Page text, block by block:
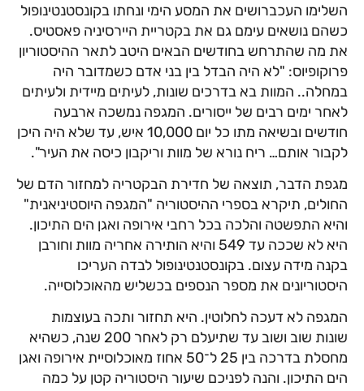
השלימו העכברושים את המסע הימי ונחתו בקונסטנטינופול
כשהם נושאים עימם גם את בקטריית היירסיניה פאסטיס.
את מה שהתרחש בחודשים הבאים היטב לתאר ההיסטוריון
פרוקופיוס: "לא היה הבדל בין בני אדם כשמדובר היה
במחלה.. המוות בא בדרכים שונות, לעיתים מיידית ולעיתים
לאחר ימים רבים של ייסורים. המגפה נמשכה ארבעה
חודשים ובשיאה מתו כל יום 10,000 איש, עד שלא היה היכן
לקבור אותם… ריח נורא של מוות וריקבון כיסה את העיר".
מגפת הדבר, תוצאה של חדירת הבקטריה למחזור הדם של
החולים, תיקרא בספרי ההיסטוריה "המגפה היוסטיניאנית"
והיא התפשטה והלכה בכל רחבי אירופה ואגן הים התיכון.
היא לא שככה עד 549 והיא הותירה אחריה מוות וחורבן
בקנה מידה עצום. בקונסטנטינופול לבדה העריכו
היסטוריונים את מספר הנספים בכשליש מהאוכלוסייה.
המגפה לא דעכה לחלוטין. היא תחזור ותכה בעוצמות
שונות שוב ושוב עד שתיעלם רק לאחר 200 שנה, כשהיא
מחסלת בדרכה בין 25 ל־50 אחוז מאוכלוסיית אירופה ואגן
הים התיכון. והנה לפניכם שיעור היסטוריה קטן על כמה